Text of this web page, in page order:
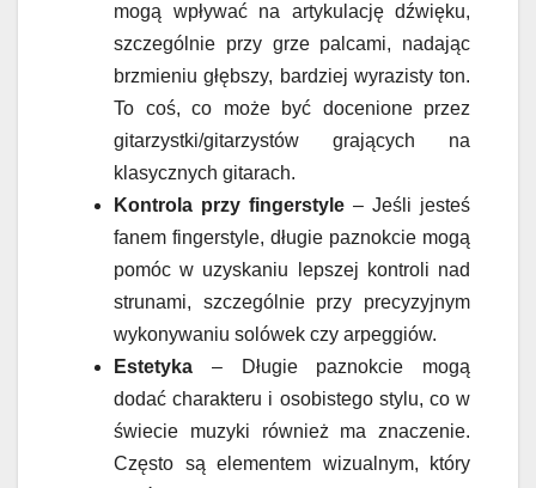
mogą wpływać na artykulację dźwięku,
szczególnie przy grze palcami, nadając
brzmieniu głębszy, bardziej wyrazisty ton.
To coś, co może być docenione przez
gitarzystki/gitarzystów grających na
klasycznych gitarach.
Kontrola przy fingerstyle – Jeśli jesteś
fanem fingerstyle, długie paznokcie mogą
pomóc w uzyskaniu lepszej kontroli nad
strunami, szczególnie przy precyzyjnym
wykonywaniu solówek czy arpeggiów.
Estetyka – Długie paznokcie mogą
dodać charakteru i osobistego stylu, co w
świecie muzyki również ma znaczenie.
Często są elementem wizualnym, który